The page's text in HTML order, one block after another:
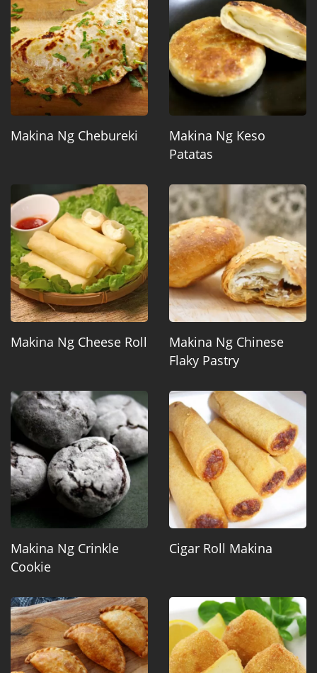
Makina Ng Chebureki
Makina Ng Keso
Patatas
Makina Ng Cheese Roll
Makina Ng Chinese
Flaky Pastry
Makina Ng Crinkle
Cookie
Cigar Roll Makina